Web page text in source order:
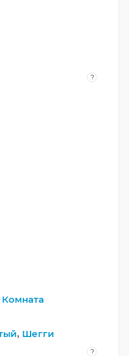
?
Комната
, Шегги
?